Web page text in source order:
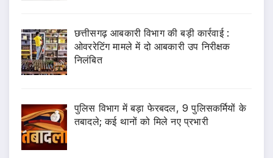
छत्तीसगढ़ आबकारी विभाग की बड़ी कार्रवाई :
ओवररेटिंग मामले में दो आबकारी उप निरीक्षक
निलंबित
पुलिस विभाग में बड़ा फेरबदल, 9 पुलिसकर्मियों के
तबादले; कई थानों को मिले नए प्रभारी